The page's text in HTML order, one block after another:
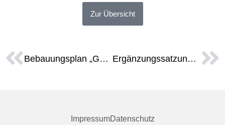
Zur Übersicht
Bebauungsplan „Gewerbegebiet Falkenstein“ Ergänzungssatzung Hohlstraße
ImpressumDatenschutz